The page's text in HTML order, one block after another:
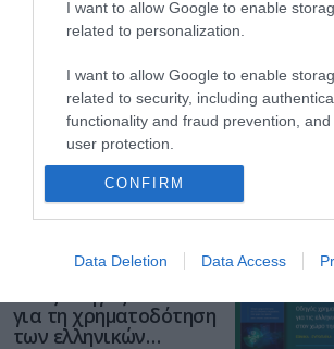
I want to allow Google to enable
related to personalization.
I want to allow Google to enable
related to security, including
functionality and fraud prevention,
user protection.
CONFIRM
Data Deletion Data Access
των παιδιών στο
διαδίκτυο
ΑΑΔΕ: Διευκρινίσεις
για τα πρόστιμα σε
παραβάσεις που
αφορούν τους ΦΗΜ
31.07.2026
Σ. Καλαφάτης: «Η
Τεχνητή Νοημοσύνη
δεν είναι απλώς μια
μια νέα βιομηχανική
επανάσταση»
για τη χρηματοδότηση
των ελληνικών